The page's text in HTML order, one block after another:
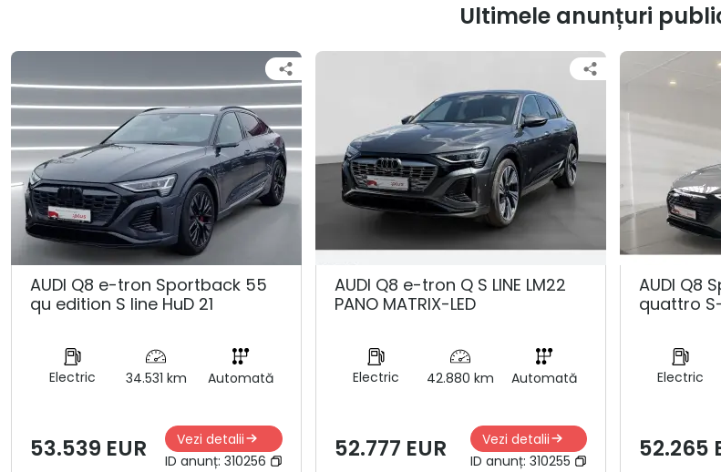
Ultimele anunțuri
AUDI Q8 e-tron Sportback 55
qu edition S line HuD 21
Electric 34.531 km Automată
53.539 EUR
Vezi detalii
ID anunț: 310256
AUDI Q8 e-tron Q S LINE LM22
PANO MATRIX-LED
Electric 42.880 km Automată
52.777 EUR
Vezi detalii
ID anunț: 310255
AUDI Q8
quattro
Electric
52.265